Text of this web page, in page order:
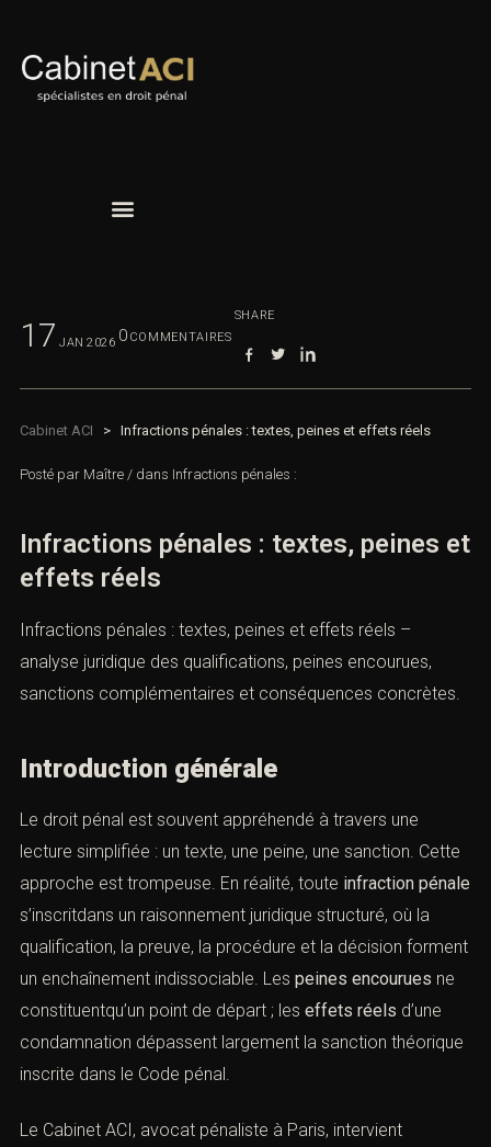
17 JAN 2026 0 COMMENTAIRES
SHARE
Cabinet ACI > Infractions pénales : textes, peines et effets réels
Posté par Maître / dans Infractions pénales :
Infractions pénales : textes, peines et
effets réels
Infractions pénales : textes, peines et effets réels –
analyse juridique des qualifications, peines encourues,
sanctions complémentaires et conséquences concrètes.
Introduction générale
Le droit pénal est souvent appréhendé à travers une
lecture simplifiée : un texte, une peine, une sanction. Cette
approche est trompeuse. En réalité, toute infraction pénale
s’inscritdans un raisonnement juridique structuré, où la
qualification, la preuve, la procédure et la décision forment
un enchaînement indissociable. Les peines encourues ne
constituentqu’un point de départ ; les effets réels d’une
condamnation dépassent largement la sanction théorique
inscrite dans le Code pénal.
Le Cabinet ACI, avocat pénaliste à Paris, intervient